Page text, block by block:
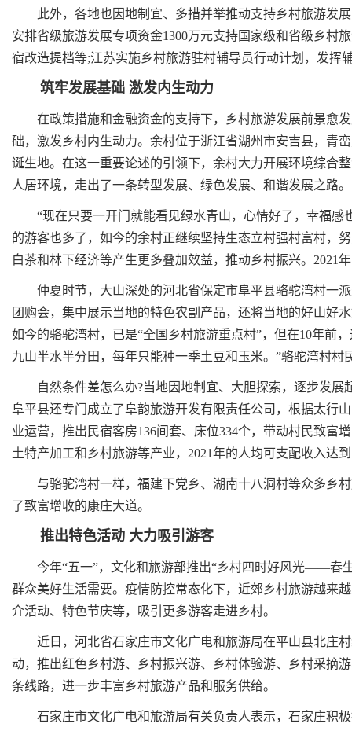
此外，各地也因地制宜、多措并举推动支持乡村旅游发展
安排省级旅游发展专项资金1300万元支持国家级和省级乡村
宿改造提档等;江苏实施乡村旅游驻村辅导员行动计划，发挥
筑牢发展基础 激发内生动力
在政策措施和金融资金的支持下，乡村旅游发展前景愈发
础，激发乡村内生动力。余村位于浙江省湖州市安吉县，青
诞生地。在这一重要论述的引领下，余村大力开展环境综合
人居环境，走出了一条转型发展、绿色发展、和谐发展之路。
“现在只要一开门就能看见绿水青山，心情好了，幸福感
的游客也多了，如今的余村正继续坚持生态立村强村富村，
白茶和林下经济等产生更多叠加效益，推动乡村振兴。2021
仲夏时节，大山深处的河北省保定市阜平县骆驼湾村一派
团购会，集中展示当地的特色农副产品，还将当地的好山好
如今的骆驼湾村，已是“全国乡村旅游重点村”，但在10年前
九山半水半分田，每年只能种一季土豆和玉米。”骆驼湾村村
自然条件差怎么办?当地因地制宜、大胆探索，逐步发展
阜平县还专门成立了阜韵旅游开发有限责任公司，根据太行
业运营，推出民宿客房136间套、床位334个，带动村民致富
土特产加工和乡村旅游等产业，2021年的人均可支配收入达
与骆驼湾村一样，福建下党乡、湖南十八洞村等众多乡村
了致富增收的康庄大道。
推出特色活动 大力吸引游客
今年“五一”，文化和旅游部推出“乡村四时好风光——春生
群众美好生活需要。疫情防控常态化下，近郊乡村旅游越来
介活动、特色节庆等，吸引更多游客走进乡村。
近日，河北省石家庄市文化广电和旅游局在平山县北庄村
动，推出红色乡村游、乡村振兴游、乡村体验游、乡村采摘
条线路，进一步丰富乡村旅游产品和服务供给。
石家庄市文化广电和旅游局有关负责人表示，石家庄积极